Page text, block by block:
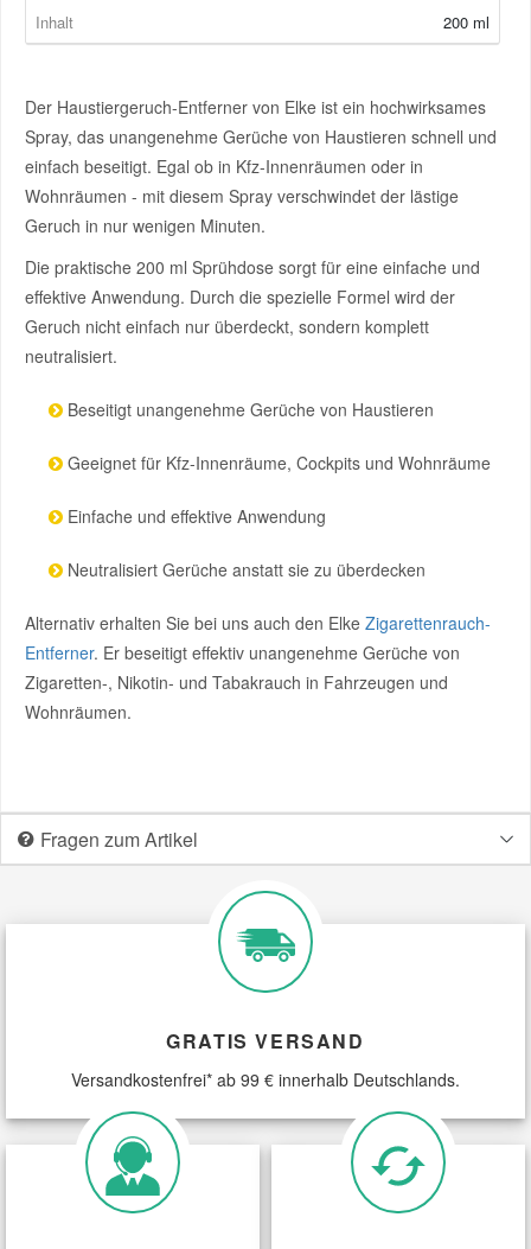
Inhalt
200 ml
Der Haustiergeruch-Entferner von Elke ist ein hochwirksames
Spray, das unangenehme Gerüche von Haustieren schnell und
einfach beseitigt. Egal ob in Kfz-Innenräumen oder in
Wohnräumen - mit diesem Spray verschwindet der lästige
Geruch in nur wenigen Minuten.
Die praktische 200 ml Sprühdose sorgt für eine einfache und
effektive Anwendung. Durch die spezielle Formel wird der
Geruch nicht einfach nur überdeckt, sondern komplett
neutralisiert.
Beseitigt unangenehme Gerüche von Haustieren
Geeignet für Kfz-Innenräume, Cockpits und Wohnräume
Einfache und effektive Anwendung
Neutralisiert Gerüche anstatt sie zu überdecken
Alternativ erhalten Sie bei uns auch den Elke Zigarettenrauch-
Entferner. Er beseitigt effektiv unangenehme Gerüche von
Zigaretten-, Nikotin- und Tabakrauch in Fahrzeugen und
Wohnräumen.
Fragen zum Artikel
GRATIS VERSAND
Versandkostenfrei* ab 99 € innerhalb Deutschlands.